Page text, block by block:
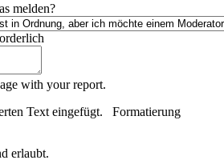
melden?
with your report.
Text eingefügt. Formatierung
erlaubt.